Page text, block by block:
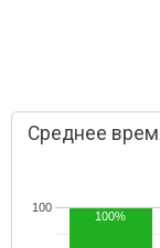
Среднее
100
100%